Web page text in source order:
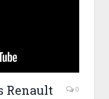
Renault
0